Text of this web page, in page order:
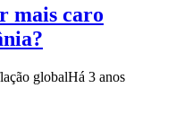
mais caro
globalHá 3 anos